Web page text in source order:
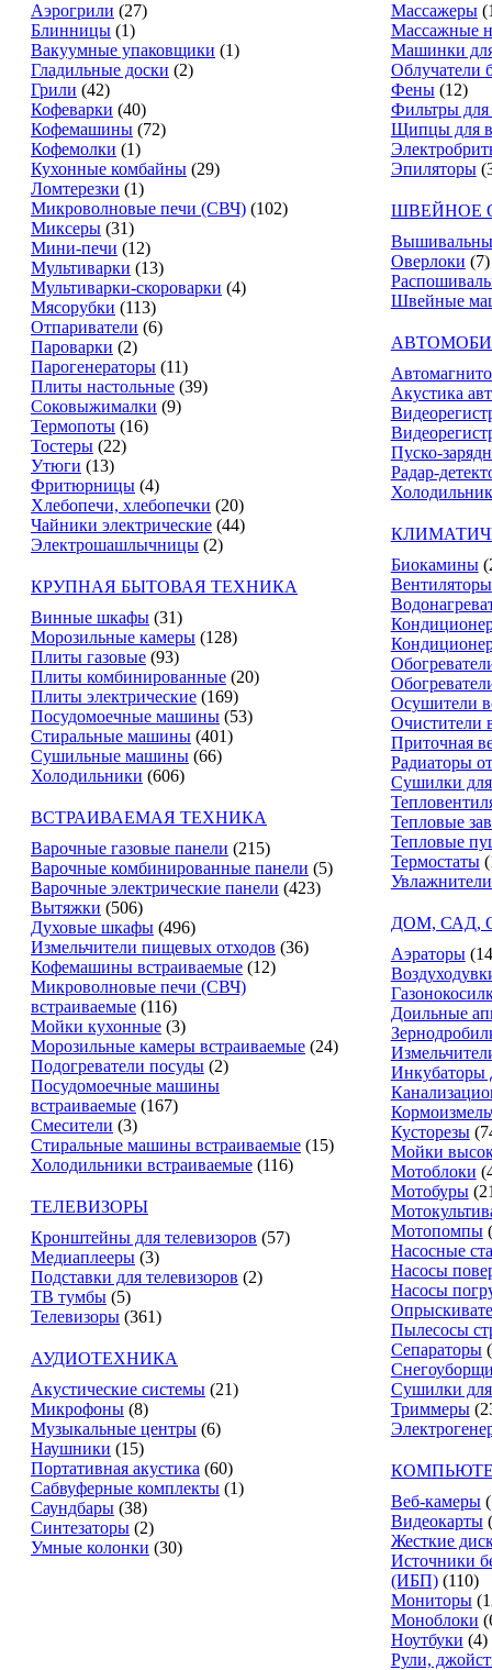
Аэрогрили (27)
Блинницы (1)
Вакуумные упаковщики (1)
Гладильные доски (2)
Грили (42)
Кофеварки (40)
Кофемашины (72)
Кофемолки (1)
Кухонные комбайны (29)
Ломтерезки (1)
Микроволновые печи (СВЧ) (102)
Миксеры (31)
Мини-печи (12)
Мультиварки (13)
Мультиварки-скороварки (4)
Мясорубки (113)
Отпариватели (6)
Пароварки (2)
Парогенераторы (11)
Плиты настольные (39)
Соковыжималки (9)
Термопоты (16)
Тостеры (22)
Утюги (13)
Фритюрницы (4)
Хлебопечи, хлебопечки (20)
Чайники электрические (44)
Электрошашлычницы (2)
КРУПНАЯ БЫТОВАЯ ТЕХНИКА
Винные шкафы (31)
Морозильные камеры (128)
Плиты газовые (93)
Плиты комбинированные (20)
Плиты электрические (169)
Посудомоечные машины (53)
Стиральные машины (401)
Сушильные машины (66)
Холодильники (606)
ВСТРАИВАЕМАЯ ТЕХНИКА
Варочные газовые панели (215)
Варочные комбинированные панели (5)
Варочные электрические панели (423)
Вытяжки (506)
Духовые шкафы (496)
Измельчители пищевых отходов (36)
Кофемашины встраиваемые (12)
Микроволновые печи (СВЧ)
встраиваемые (116)
Мойки кухонные (3)
Морозильные камеры встраиваемые (24)
Подогреватели посуды (2)
Посудомоечные машины
встраиваемые (167)
Смесители (3)
Стиральные машины встраиваемые (15)
Холодильники встраиваемые (116)
ТЕЛЕВИЗОРЫ
Кронштейны для телевизоров (57)
Медиаплееры (3)
Подставки для телевизоров (2)
ТВ тумбы (5)
Телевизоры (361)
АУДИОТЕХНИКА
Акустические системы (21)
Микрофоны (8)
Музыкальные центры (6)
Наушники (15)
Портативная акустика (60)
Сабвуферные комплекты (1)
Саундбары (38)
Синтезаторы (2)
Умные колонки (30)
Массажеры
Массажные
Машинки
Облучатели
Фены (12)
Фильтры
Щипцы для
Эпиляторы
ШВЕЙНОЕ
Оверлоки (7)
Швейные
Акустика
Пуско-
Радар-
Биокамины
Вентиляторы
Осушители
Очистители
Приточная
Радиаторы
Сушилки
Тепловые
Тепловые
Термостаты
ДОМ, САД,
Аэраторы
Доильные
Инкубаторы
Кусторезы
Мойки
Мотоблоки
Мотобуры
Мотопомпы
Насосные
Насосы
Насосы
Пылесосы
Сепараторы
Сушилки
Триммеры
Веб-камеры
Видеокарты
Жесткие
Источники
(ИБП) (110)
Мониторы
Моноблоки
Ноутбуки (4)
Рули,